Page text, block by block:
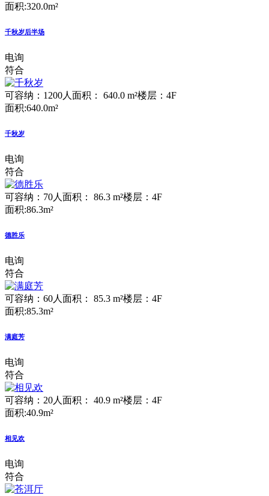
面积:320.0m²
千秋岁后半场
电询
符合
可容纳：1200人 面积： 640.0 m²楼层：4F
面积:640.0m²
千秋岁
电询
符合
可容纳：70人 面积： 86.3 m²楼层：4F
面积:86.3m²
德胜乐
电询
符合
可容纳：60人 面积： 85.3 m²楼层：4F
面积:85.3m²
满庭芳
电询
符合
可容纳：20人 面积： 40.9 m²楼层：4F
面积:40.9m²
相见欢
电询
符合